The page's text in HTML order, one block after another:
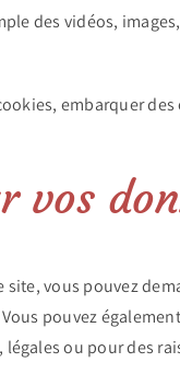
des vidéos,
embarquer
vos
site, vous pouvez
pouvez
ou pour des